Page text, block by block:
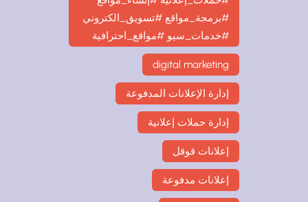
#برمجة_مواقع #تسويق_الكتروني
#خدمات_سيو #مواقع_احترافية
digital marketing
إدارة الإعلانات المدفوعة
إدارة حملات إعلانية
إعلانات قوقل
إعلانات مدفوعة